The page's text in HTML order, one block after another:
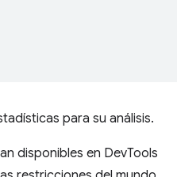
para su análisis.
disponibles en DevTools